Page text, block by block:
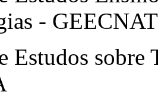
- GEECNAT
Estudos sobre